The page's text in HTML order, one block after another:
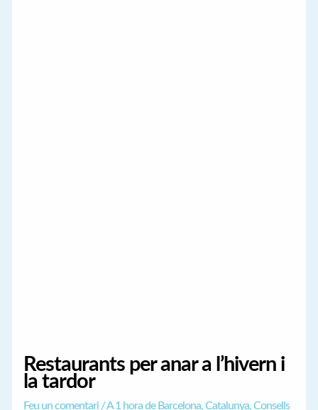
Restaurants per anar a l’hivern i
la tardor
Feu un comentari /A 1 hora de Barcelona,Catalunya,Consells